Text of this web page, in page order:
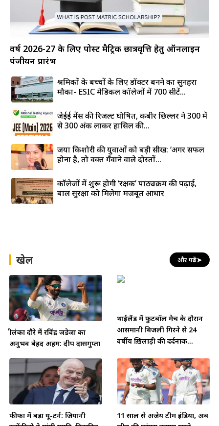
वर्ष 2026-27 के लिए पोस्ट मैट्रिक छात्रवृत्ति हेतु ऑनलाइन
पंजीयन प्रारंभ
श्रमिकों के बच्चों के लिए डॉक्टर बनने का सुनहरा
मौका- ESIC मेडिकल कॉलेजों में 700 सीटें...
जेईई मेंस की रिजल्ट घोषित, कबीर छिल्लर ने 300 में
से 300 अंक लाकर हासिल की...
जया किशोरी की युवाओं को बड़ी सीख: ‘अगर सफल
होना है, तो वक्त गँवाने वाले दोस्तों...
कॉलेजों में शुरू होगी ‘रक्षक’ पाठ्यक्रम की पढ़ाई,
बाल सुरक्षा को मिलेगा मजबूत आधार
खेल और पढ़ें➤
श्रीलंका दौरे में रविंद्र जडेजा का
अनुभव बेहद अहम: दीप दासगुप्ता
थाईलैंड में फुटबॉल मैच के दौरान
आसमानी बिजली गिरने से 24
वर्षीय ख़िलाड़ी की दर्दनाक...
फीफा में बड़ा यू-टर्न: जियानी
11 साल से अजेय टीम इंडिया, अब